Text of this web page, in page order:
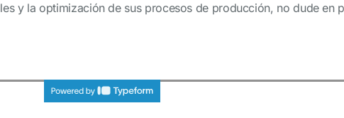
y la optimización de sus procesos de producción, no dude en